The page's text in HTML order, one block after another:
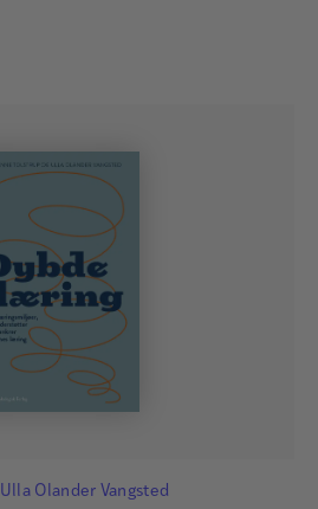
Ulla Olander Vangsted